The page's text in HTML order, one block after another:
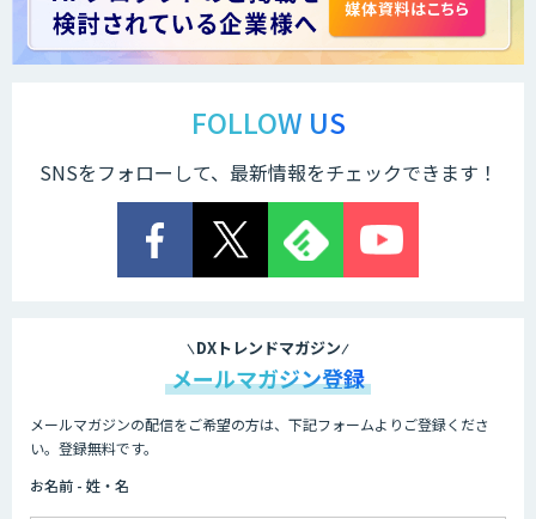
FOLLOW US
SNSをフォローして、最新情報をチェックできます！
DXトレンドマガジン
メールマガジン登録
メールマガジンの配信をご希望の方は、下記フォームよりご登録くださ
い。登録無料です。
お名前 - 姓・名